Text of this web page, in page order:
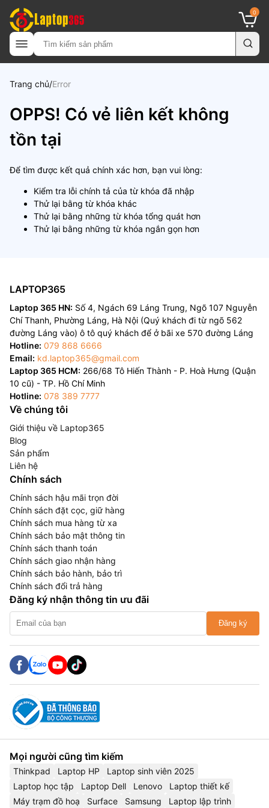
0
Trang chủ Error
OPPS! Có vẻ liên kết không
tồn tại
Để tìm được kết quả chính xác hơn, bạn vui lòng:
Kiểm tra lỗi chính tả của từ khóa đã nhập
Thử lại bằng từ khóa khác
Thử lại bằng những từ khóa tổng quát hơn
Thử lại bằng những từ khóa ngắn gọn hơn
LAPTOP365
Laptop 365 HN: Số 4, Ngách 69 Láng Trung, Ngõ 107 Nguyễn
Chí Thanh, Phường Láng, Hà Nội (Quý khách đi từ ngõ 562
đường Láng vào) ô tô quý khách để ở bãi xe 570 đường Láng
Hotline: 079 868 6666
Email: kd.laptop365@gmail.com
Laptop 365 HCM: 266/68 Tô Hiến Thành - P. Hoà Hưng (Quận
10 cũ) - TP. Hồ Chí Minh
Hotline: 078 389 7777
Về chúng tôi
Giới thiệu về Laptop365
Blog
Sản phẩm
Liên hệ
Chính sách
Chính sách hậu mãi trọn đời
Chính sách đặt cọc, giữ hàng
Chính sách mua hàng từ xa
Chính sách bảo mật thông tin
Chính sách thanh toán
Chính sách giao nhận hàng
Chính sách bảo hành, bảo trì
Chính sách đổi trả hàng
Đăng ký nhận thông tin ưu đãi
Đăng ký
Mọi người cũng tìm kiếm
Thinkpad Laptop HP
Laptop sinh viên 2025
Laptop học tập
Laptop Dell Lenovo
Laptop thiết kế
Máy trạm đồ hoạ
Surface Samsung Laptop lập trình